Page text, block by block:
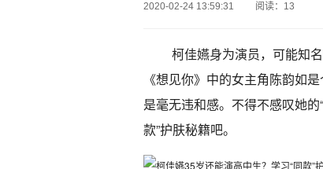
2020-02-24 13:59:31 阅读：13
柯佳嬿身为演员，可能知
《想见你》中的女主角陈韵如
是毫无违和感。不得不感叹她
款”护肤秘籍吧。